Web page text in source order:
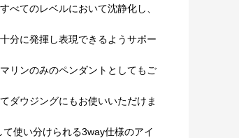
べてのレベルにおいて沈静化し、
分に発揮し表現できるようサポー
リンのみのペンダントとしてもご
ダウジングにもお使いいただけま
使い分けられる3way仕様のアイ